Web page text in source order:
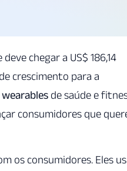
chegar a US$ 186,14
crescimento para a
de saúde e
consumidores que
os consumidores. Eles